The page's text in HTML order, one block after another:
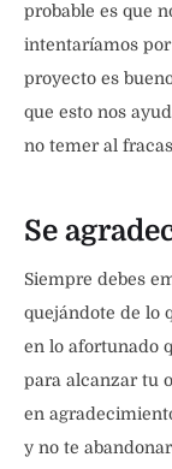
probable es que
intentaríamos
proyecto es
que esto nos
no temer al
Se
Siempre debes
quejándote de lo
en lo afortunado
para alcanzar tu
en
y no te